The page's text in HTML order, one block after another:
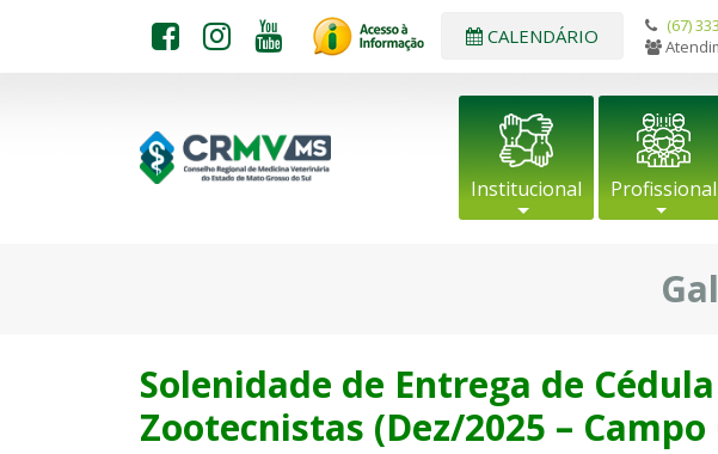
CALENDÁRIO
(67)
Institucional Profissional
Solenidade de Entrega de
Zootecnistas (Dez/2025 – Campo